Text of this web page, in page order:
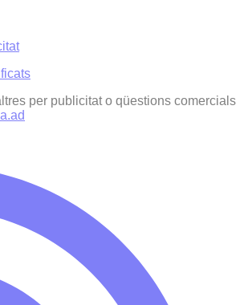
per publicitat o qüestions comercials